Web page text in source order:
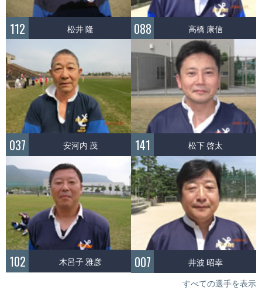
112 松井 隆 088 高橋 康信
037 安河内 茂 141 松下 啓太
102 木呂子 雅彦 007 井波 昭幸
すべての選手を表示